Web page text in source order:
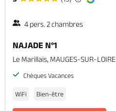
4 pers. 2 chambres
NAJADE N°1
Le Marillais, MAUGES-SUR-LOIRE
Chèques Vacances
WiFi Bien-être